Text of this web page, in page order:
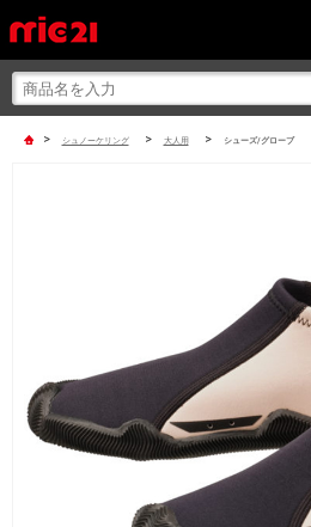
> シュノーケリング > 大人用 > シューズ/グローブ